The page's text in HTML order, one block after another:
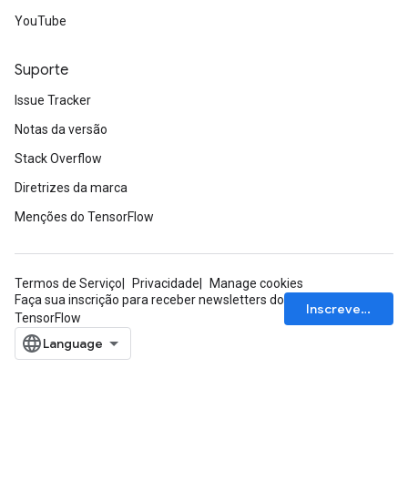
YouTube
Suporte
Issue Tracker
Notas da versão
Stack Overflow
Diretrizes da marca
Menções do TensorFlow
Termos de Serviço Privacidade
Manage cookies
Faça sua inscrição para receber newsletters do
TensorFlow
Inscrever-se